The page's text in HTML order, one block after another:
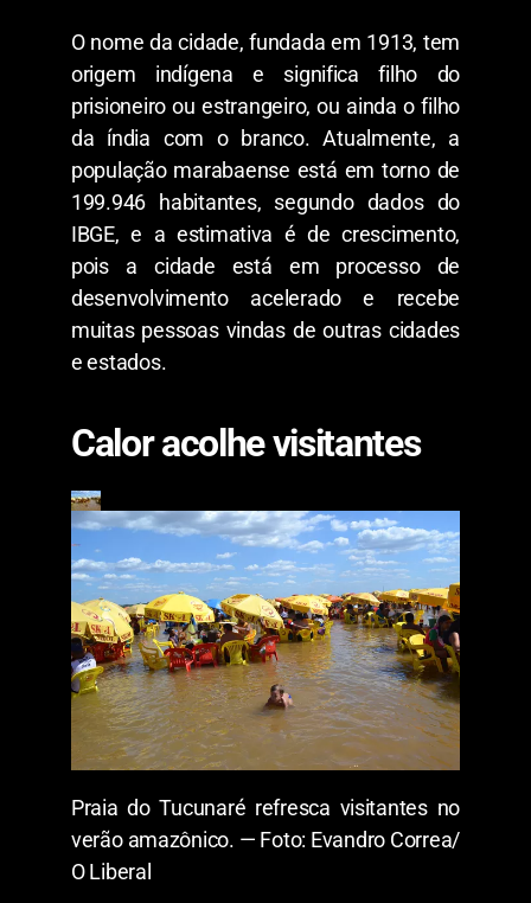
O nome da cidade, fundada em 1913, tem
origem indígena e significa filho do
prisioneiro ou estrangeiro, ou ainda o filho
da índia com o branco. Atualmente, a
população marabaense está em torno de
199.946 habitantes, segundo dados do
IBGE, e a estimativa é de crescimento,
pois a cidade está em processo de
desenvolvimento acelerado e recebe
muitas pessoas vindas de outras cidades
e estados.
Calor acolhe visitantes
Praia do Tucunaré refresca visitantes no
verão amazônico. — Foto: Evandro Correa/
O Liberal